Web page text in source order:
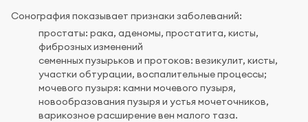
Сонография показывает признаки заболеваний:
простаты: рака, аденомы, простатита, кисты,
фиброзных изменений
семенных пузырьков и протоков: везикулит, кисты,
участки обтурации, воспалительные процессы;
мочевого пузыря: камни мочевого пузыря,
новообразования пузыря и устья мочеточников,
варикозное расширение вен малого таза.